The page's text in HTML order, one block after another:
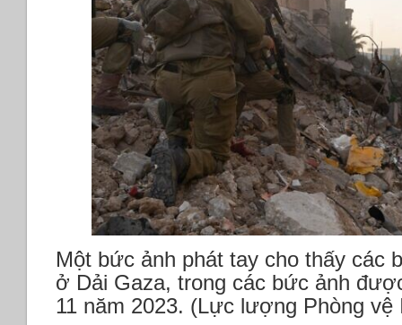
Một bức ảnh phát tay cho thấy các
ở Dải Gaza, trong các bức ảnh
11 năm 2023. (Lực lượng Phòng vệ